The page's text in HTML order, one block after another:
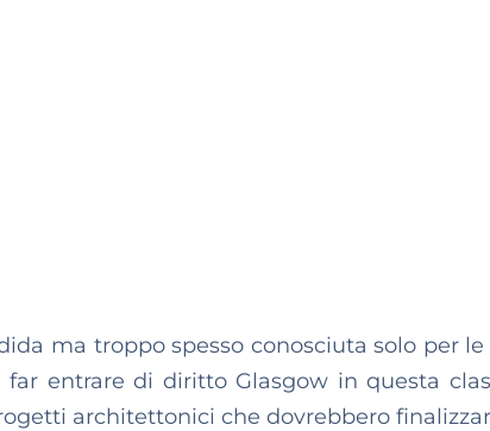
ma troppo spesso conosciuta solo per
entrare di diritto Glasgow in questa
architettonici che dovrebbero